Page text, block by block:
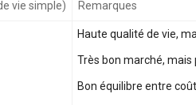
vie simple) Remarques
Haute qualité de vie,
Très bon marché,
Bon équilibre entre